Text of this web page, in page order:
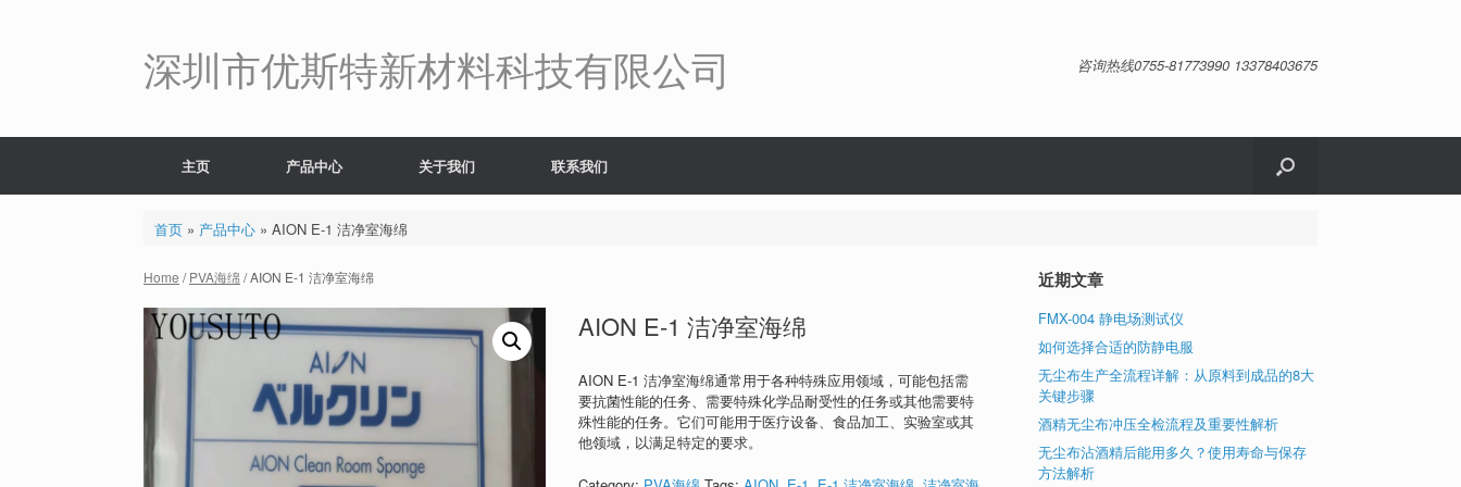
深圳市优斯特新材料科技有限公司 咨询热线0755-81773990 13378403675
主页 产品中心 关于我们 联系我们
首页» 产品中心» AION E-1 洁净室海绵
Home /PVA海绵 / AION E-1 洁净室海绵
AION E-1 洁净室海绵
AION E-1 洁净室海绵通常用于各种特殊应用领域，可能包括需
要抗菌性能的任务、需要特殊化学品耐受性的任务或其他需要特
殊性能的任务。它们可能用于医疗设备、食品加工、实验室或其
他领域，以满足特定的要求。
近期文章
FMX-004 静电场测试仪
如何选择合适的防静电服
无尘布生产全流程详解：从原料到成品的8大
关键步骤
酒精无尘布冲压全检流程及重要性解析
无尘布沾酒精后能用多久？使用寿命与保存
方法解析